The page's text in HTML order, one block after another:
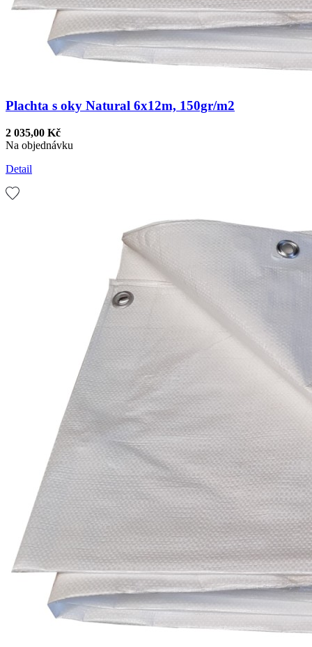
Plachta s oky Natural 6x12m, 150gr/m2
2 035,00 Kč
Na objednávku
Detail